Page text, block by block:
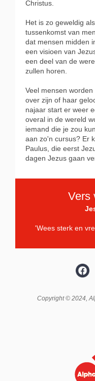
Christus.
Het is zo geweldig
tussenkomst van
dat mensen midden
een visioen van
een deel van de
zullen horen.
Veel mensen
over zijn of haar
najaar start er weer
overal in de wereld
iemand die je zou
aan zo'n cursus? Er
Paulus, die eerst
dagen Jezus gaan
Vers
'Wees sterk en
Copyright © 2024,